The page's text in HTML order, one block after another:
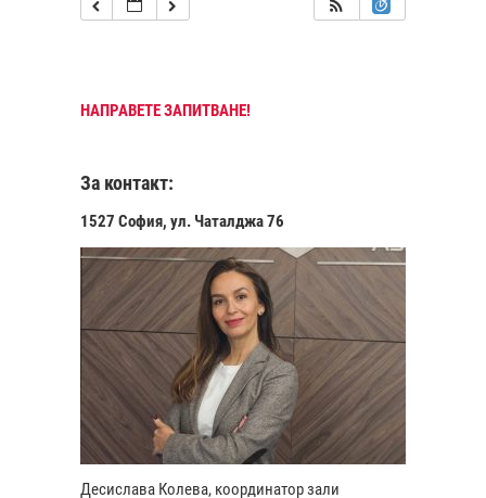
НАПРАВЕТЕ ЗАПИТВАНЕ!
За контакт:
1527 София, ул. Чаталджа 76
Десислава Колева, координатор зали